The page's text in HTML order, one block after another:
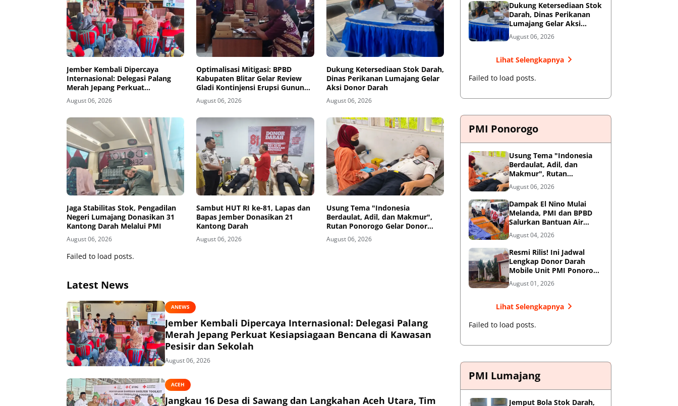
Jember Kembali Dipercaya
Internasional: Delegasi Palang
Merah Jepang Perkuat
Kesiapsiagaan Bencana di
Kawasan Pesisir dan Sekolah
August 06, 2026
Optimalisasi Mitigasi: BPBD
Kabupaten Blitar Gelar Review
Gladi Kontinjensi Erupsi Gunung
Kelud
August 06, 2026
Dukung Ketersediaan Stok Darah,
Dinas Perikanan Lumajang Gelar
Aksi Donor Darah
August 06, 2026
Jaga Stabilitas Stok, Pengadilan
Negeri Lumajang Donasikan 31
Kantong Darah Melalui PMI
August 06, 2026
Sambut HUT RI ke-81, Lapas dan
Bapas Jember Donasikan 21
Kantong Darah
August 06, 2026
Usung Tema "Indonesia
Berdaulat, Adil, dan Makmur",
Rutan Ponorogo Gelar Donor
Darah Kemanusiaan Sambut HUT
RI ke-81
August 06, 2026
Failed to load posts.
Latest News
ANEWS
Jember Kembali Dipercaya Internasional: Delegasi Palang
Merah Jepang Perkuat Kesiapsiagaan Bencana di Kawasan
Pesisir dan Sekolah
August 06, 2026
ACEH
Jangkau 16 Desa di Sawang dan Langkahan Aceh Utara, Tim
Dukung Ketersediaan Stok
Darah, Dinas Perikanan
Lumajang Gelar Aksi
Donor Darah
August 06, 2026
Lihat Selengkapnya
Failed to load posts.
PMI Ponorogo
Usung Tema "Indonesia
Berdaulat, Adil, dan
Makmur", Rutan
Ponorogo Gelar Donor
Darah Kemanusiaan
Sambut HUT RI ke-81
August 06, 2026
Dampak El Nino Mulai
Melanda, PMI dan BPBD
Salurkan Bantuan Air
Bersih ke Desa Terdampak
di Ponorogo
August 04, 2026
Resmi Rilis! Ini Jadwal
Lengkap Donor Darah
Mobile Unit PMI Ponorogo
Agustus 2026
August 01, 2026
Lihat Selengkapnya
Failed to load posts.
PMI Lumajang
Jemput Bola Stok Darah,